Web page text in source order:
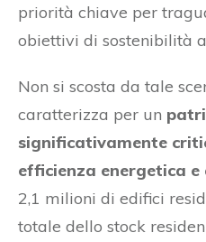
priorità chiave per
obiettivi di sostenibilità
Non si scosta da tale
caratterizza per un
significativamente
efficienza energetica
2,1 milioni di edifici
totale dello stock